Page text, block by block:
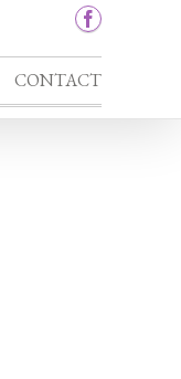
CONTACT